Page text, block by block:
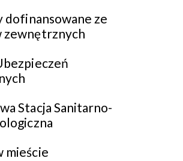
dofinansowane ze
zewnętrznych
Stacja Sanitarno-
mieście